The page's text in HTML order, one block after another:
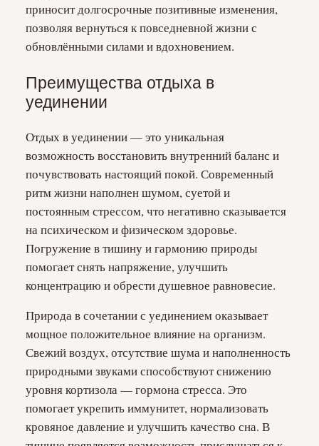
приносит долгосрочные позитивные изменения,
позволяя вернуться к повседневной жизни с
обновлёнными силами и вдохновением.
Преимущества отдыха в
уединении
Отдых в уединении — это уникальная
возможность восстановить внутренний баланс и
почувствовать настоящий покой. Современный
ритм жизни наполнен шумом, суетой и
постоянным стрессом, что негативно сказывается
на психическом и физическом здоровье.
Погружение в тишину и гармонию природы
помогает снять напряжение, улучшить
концентрацию и обрести душевное равновесие.
Природа в сочетании с уединением оказывает
мощное положительное влияние на организм.
Свежий воздух, отсутствие шума и наполненность
природными звуками способствуют снижению
уровня кортизола — гормона стресса. Это
помогает укрепить иммунитет, нормализовать
кровяное давление и улучшить качество сна. В